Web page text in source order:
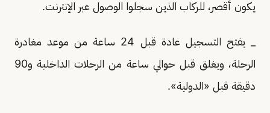
يكون أقصر، للركاب الذين سجلوا الوصول عبر الإنترنت.
_ يفتح التسجيل عادة قبل 24 ساعة من موعد مغادرة
الرحلة، ويغلق قبل حوالي ساعة من الرحلات الداخلية و90
دقيقة قبل «الدولية».